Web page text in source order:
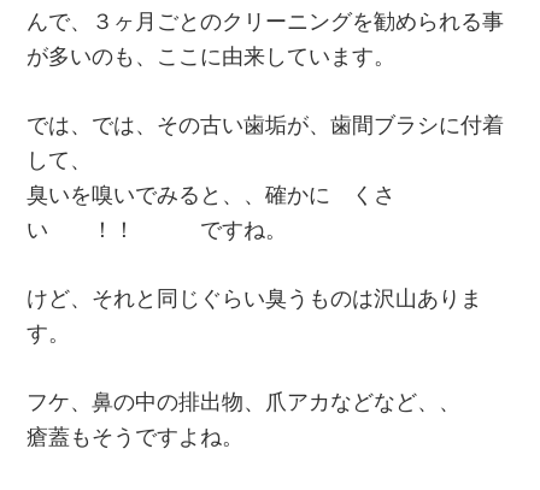
んで、３ヶ月ごとのクリーニングを勧められる事
が多いのも、ここに由来しています。
では、では、その古い歯垢が、歯間ブラシに付着
して、
臭いを嗅いでみると、、確かに くさ
い ！！ ですね。
けど、それと同じぐらい臭うものは沢山ありま
す。
フケ、鼻の中の排出物、爪アカなどなど、、
瘡蓋もそうですよね。